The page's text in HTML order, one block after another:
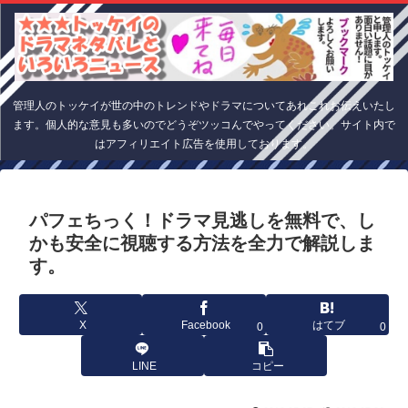
管理人のトッケイが世の中のトレンドやドラマについてあれこれお伝えいたし
ます。個人的な意見も多いのでどうぞツッコんでやってください。サイト内で
はアフィリエイト広告を使用しております。
パフェちっく！ドラマ見逃しを無料で、し
かも安全に視聴する方法を全力で解説しま
す。
X Facebook 0 はてブ 0
LINE コピー